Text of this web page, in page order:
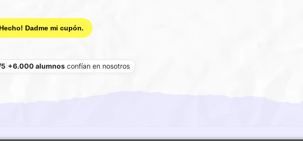
+6.000 alumnosconfían en nosotros